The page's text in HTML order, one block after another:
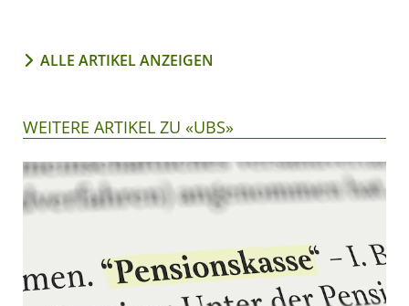
ALLE ARTIKEL ANZEIGEN
WEITERE ARTIKEL ZU «UBS»